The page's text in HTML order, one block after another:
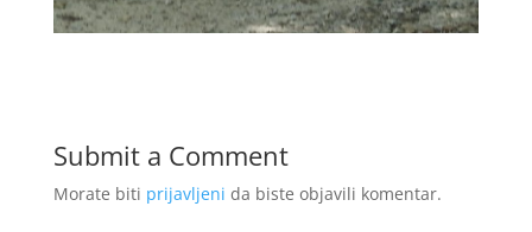
Submit a Comment
Morate biti prijavljeni da biste objavili komentar.